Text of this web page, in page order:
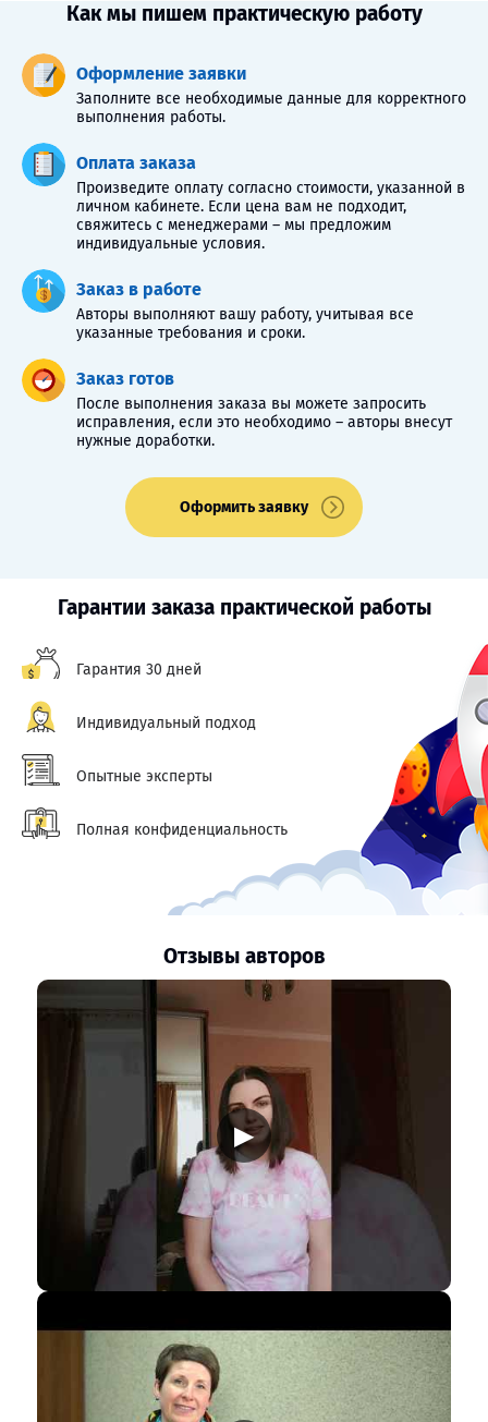
Как мы пишем практическую работу
Оформление заявки
Заполните все необходимые данные для корректного
выполнения работы.
Оплата заказа
Произведите оплату согласно стоимости, указанной в
личном кабинете. Если цена вам не подходит,
свяжитесь с менеджерами – мы предложим
индивидуальные условия.
Заказ в работе
Авторы выполняют вашу работу, учитывая все
указанные требования и сроки.
Заказ готов
После выполнения заказа вы можете запросить
исправления, если это необходимо – авторы внесут
нужные доработки.
Оформить заявку
Гарантии заказа практической работы
Гарантия 30 дней
Индивидуальный подход
Опытные эксперты
Полная конфиденциальность
Отзывы авторов
▶